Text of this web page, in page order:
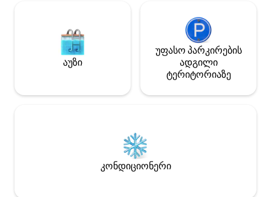
აუზი
უფასო პარკირების
ადგილი
ტერიტორიაზე
კონდიციონერი